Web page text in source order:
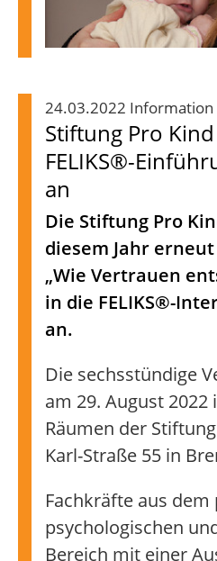
24.03.2022 Information
Stiftung Pro
FELIKS®-
an
Die Stiftung Pro
diesem Jahr
„Wie Vertrauen
in die FELIKS®-
an.
Die sechsstündige
am 29. August 2022
Räumen der
Karl-Straße 55 in
Fachkräfte aus dem
psychologischen
Bereich mit einer